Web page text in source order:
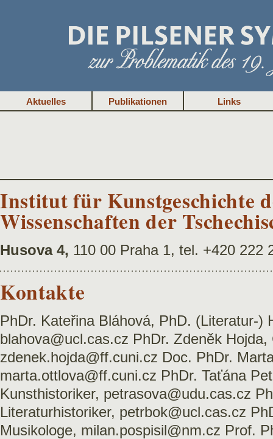
Aktuelles Publikationen Links
Institut für Kunstgeschichte
Wissenschaften der
Husova 4, 110 00 Praha 1, tel. +420 222
Kontakte
PhDr. Kateřina Bláhová, PhD. (Literatur-)
blahova@ucl.cas.cz PhDr. Zdeněk
zdenek.hojda@ff.cuni.cz Doc. PhDr.
marta.ottlova@ff.cuni.cz PhDr. Taťána
Kunsthistoriker, petrasova@udu.cas.cz
Literaturhistoriker, petrbok@ucl.cas.cz
Musikologe, milan.pospisil@nm.cz Prof.